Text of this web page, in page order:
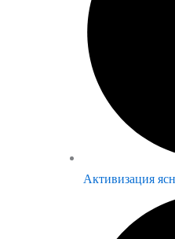
Активизация